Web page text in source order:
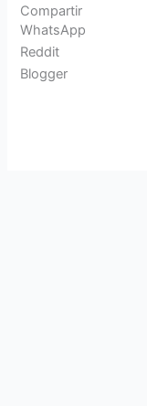
Compartir
WhatsApp
Reddit
Blogger